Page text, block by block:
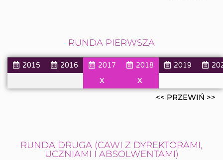
RUNDA PIERWSZA
2015 2016 2017 2018 2019
X X
<< PRZEWIŃ >>
RUNDA DRUGA (CAWI Z DYREKTORAMI,
UCZNIAMI I ABSOLWENTAMI)